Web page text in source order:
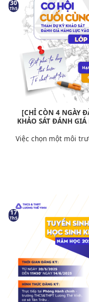
[CHỈ CÒN 4 NGÀY
KHẢO SÁT ĐÁNH
Việc chọn một môi
30
Th5
17
Th5